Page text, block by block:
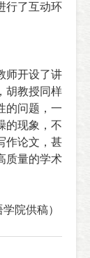
行了互动环
师开设了讲
胡教授同样
的问题，一
的现象，不
作论文，甚
质量的学术
学院供稿）